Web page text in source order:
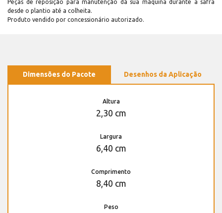
Peças de reposição para manutenção dá sua máquina durante a safra
desde o plantio até a colheita.
Produto vendido por concessionário autorizado.
Dimensões do Pacote Desenhos da Aplicação
Altura
2,30 cm
Largura
6,40 cm
Comprimento
8,40 cm
Peso